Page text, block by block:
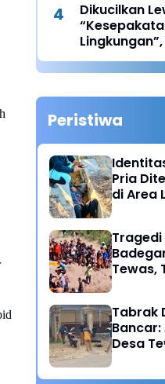
Uji
Dikucilkan
Lapor Polisi:
Upaya
Peristiwa
Pria
di Area
Tragedi
Tewas,
Tabrak
Desa
Diduga